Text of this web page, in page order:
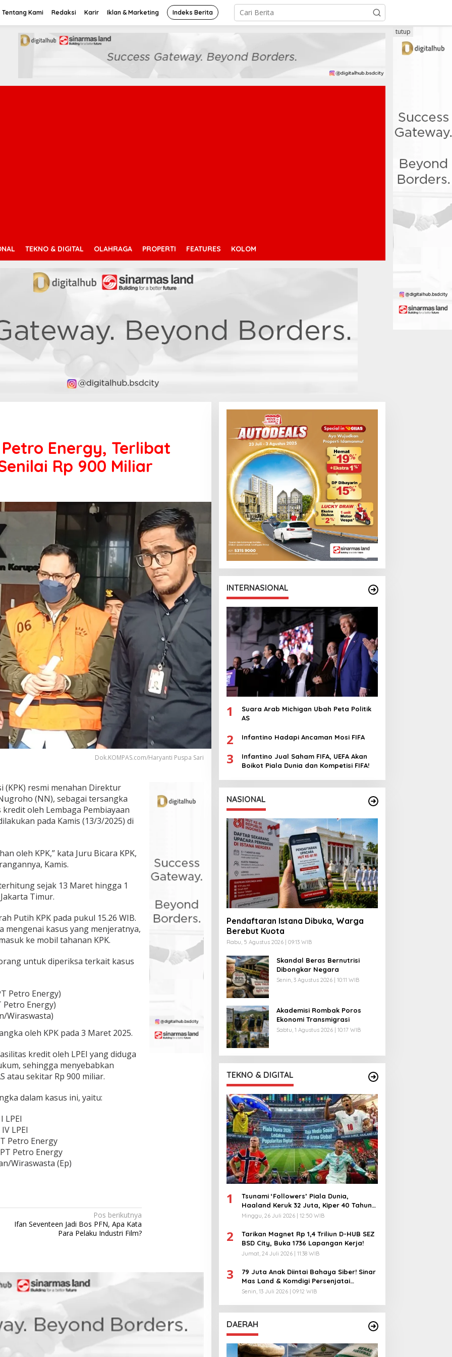
Tentang Kami Redaksi Karir Iklan & Marketing Indeks Berita
TEKNO & DIGITAL OLAHRAGA PROPERTI FEATURES KOLOM
tutup
Energy, Terlibat
Rp 900 Miliar
Dok.KOMPAS.com/Haryanti Puspa Sari
(KPK) resmi menahan Direktur
(NN), sebagai tersangka
oleh Lembaga Pembiayaan
pada Kamis (13/3/2025) di
oleh KPK,” kata Juru Bicara KPK,
Kamis.
sejak 13 Maret hingga 1
Timur.
Putih KPK pada pukul 15.26 WIB.
mengenai kasus yang menjeratnya,
ke mobil tahanan KPK.
untuk diperiksa terkait kasus
Petro Energy)
Petro Energy)
Wiraswasta)
oleh KPK pada 3 Maret 2025.
kredit oleh LPEI yang diduga
sehingga menyebabkan
atau sekitar Rp 900 miliar.
dalam kasus ini, yaitu:
LPEI
LPEI
Petro Energy
Petro Energy
Wiraswasta (Ep)
Pos berikutnya
Ifan Seventeen Jadi Bos PFN, Apa Kata
Para Pelaku Industri Film?
INTERNASIONAL
1
Suara Arab Michigan Ubah Peta Politik
AS
2 Infantino Hadapi Ancaman Mosi FIFA
3
Infantino Jual Saham FIFA, UEFA Akan
Boikot Piala Dunia dan Kompetisi FIFA!
NASIONAL
Pendaftaran Istana Dibuka, Warga
Berebut Kuota
Rabu, 5 Agustus 2026 | 09:13 WIB
Skandal Beras Bernutrisi
Dibongkar Negara
Senin, 3 Agustus 2026 | 10:11 WIB
Akademisi Rombak Poros
Ekonomi Transmigrasi
Sabtu, 1 Agustus 2026 | 10:17 WIB
TEKNO & DIGITAL
1
Tsunami ‘Followers’ Piala Dunia,
Haaland Keruk 32 Juta, Kiper 40 Tahun
Bikin Geger!
Minggu, 26 Juli 2026 | 12:50 WIB
2
Tarikan Magnet Rp 1,4 Triliun D-HUB SEZ
BSD City, Buka 1736 Lapangan Kerja!
Jumat, 24 Juli 2026 | 11:38 WIB
3
79 Juta Anak Diintai Bahaya Siber! Sinar
Mas Land & Komdigi Persenjatai
Ratusan Guru!
Senin, 13 Juli 2026 | 09:12 WIB
DAERAH